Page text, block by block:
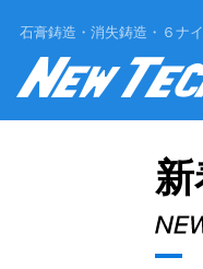
'Skip'
石膏鋳造・消失鋳造・６ナ